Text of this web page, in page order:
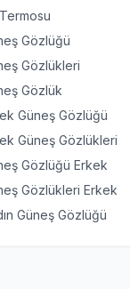
Gözlüğü
Gözlükleri
Gözlük
Güneş Gözlüğü
Güneş Gözlükleri
Gözlüğü Erkek
Gözlükleri Erkek
Güneş Gözlüğü